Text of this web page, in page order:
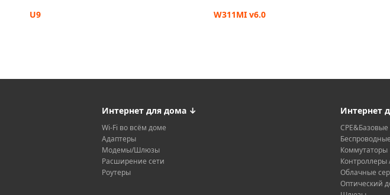
U9 W311MI v6.0
Интернет для дома ↓
Wi-Fi во всём доме
Адаптеры
Модемы/Шлюзы
Расширение сети
Роутеры
Интернет
Коммутаторы
Контроллеры
Облачные
Оптический